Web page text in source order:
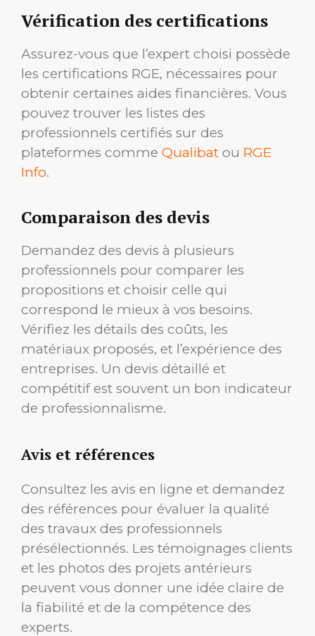
Vérification des certifications
Assurez-vous que l’expert choisi possède
les certifications RGE, nécessaires pour
obtenir certaines aides financières. Vous
pouvez trouver les listes des
professionnels certifiés sur des
plateformes comme Qualibat ou RGE
Info.
Comparaison des devis
Demandez des devis à plusieurs
professionnels pour comparer les
propositions et choisir celle qui
correspond le mieux à vos besoins.
Vérifiez les détails des coûts, les
matériaux proposés, et l’expérience des
entreprises. Un devis détaillé et
compétitif est souvent un bon indicateur
de professionnalisme.
Avis et références
Consultez les avis en ligne et demandez
des références pour évaluer la qualité
des travaux des professionnels
présélectionnés. Les témoignages clients
et les photos des projets antérieurs
peuvent vous donner une idée claire de
la fiabilité et de la compétence des
experts.